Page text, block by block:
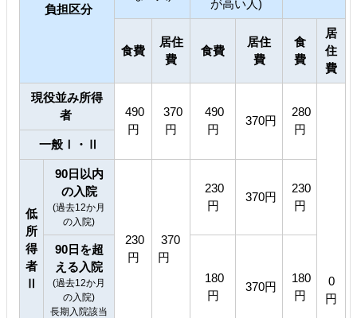
負担区分 が高い人)
食費
居住
費
食費
居住
費
食
費
居
住
費
現役並み所得
者
490
円
370
円
490
円
370円
280
円
0
円
一般Ⅰ・Ⅱ
低
所
得
者
Ⅱ
90日以内
の入院
(過去12か月
の入院)
230
円
370
円
230
円
370円
230
円
90日を超
える入院
(過去12か月
の入院)
長期入院該当
180
円
370円
180
円